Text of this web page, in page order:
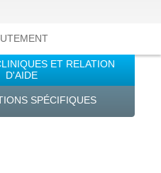
ET RELATION
D'AIDE
SPÉCIFIQUES